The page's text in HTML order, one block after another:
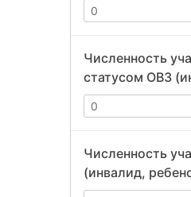
Численность
статусом ОВЗ
Численность
(инвалид,